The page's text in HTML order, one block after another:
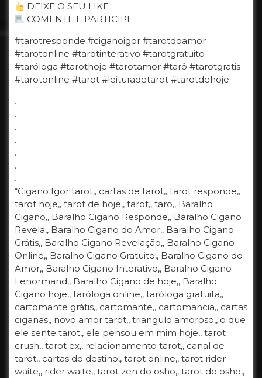
DEIXE O SEU LIKE
COMENTE E PARTICIPE
#tarotresponde #ciganoigor #tarotdoamor
#tarotonline #tarotinterativo #tarotgratuito
#taróloga #tarothoje #tarotamor #tarô #tarotgratis
#tarotonline #tarot #leituradetarot #tarotdehoje
.
.
.
.
.
.
.
“Cigano Igor tarot,, cartas de tarot,, tarot responde,,
tarot hoje,, tarot de hoje,, tarot,, taro,, Baralho
Cigano,, Baralho Cigano Responde,, Baralho Cigano
Revela,, Baralho Cigano do Amor,, Baralho Cigano
Grátis,, Baralho Cigano Revelação,, Baralho Cigano
Online,, Baralho Cigano Gratuito,, Baralho Cigano do
Amor,, Baralho Cigano Interativo,, Baralho Cigano
Lenormand,, Baralho Cigano de hoje,, Baralho
Cigano hoje,, taróloga online,, taróloga gratuita,,
cartomante grátis,, cartomante,, cartomancia,, cartas
ciganas,, novo amor tarot,, triangulo amoroso,, o que
ele sente tarot,, ele pensou em mim hoje,, tarot
crush,, tarot ex,, relacionamento tarot,, canal de
tarot,, cartas do destino,, tarot online,, tarot rider
waite,, rider waite,, tarot zen do osho,, tarot do osho,,